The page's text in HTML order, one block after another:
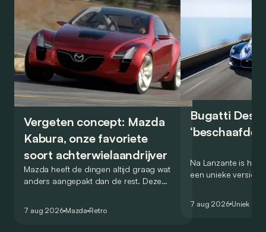
Vergeten concept: Mazda
Kabura, onze favoriete
soort achterwielaandrijver
Mazda heeft de dingen altijd graag wat
anders aangepakt dan de rest. Deze
7 aug 2026 Mazda Retro
Bugatti
‘beschaafde’
Na Lanzante is het
een unieke versie
7 aug 2026 Uniek